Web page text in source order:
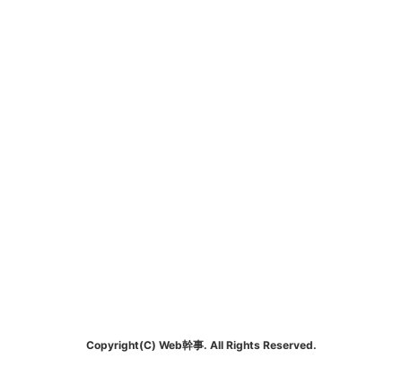
Copyright(C) Web幹事. All Rights Reserved.